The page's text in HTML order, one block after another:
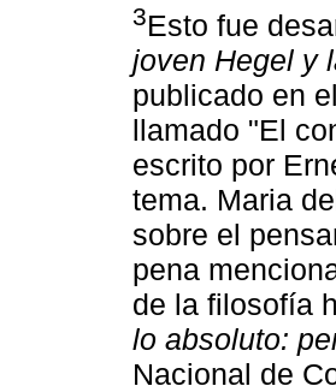
3Esto fue
joven Hegel y
publicado en
llamado "El
escrito por
tema. Maria
sobre el
pena
de la filosofía
lo absoluto:
Nacional de